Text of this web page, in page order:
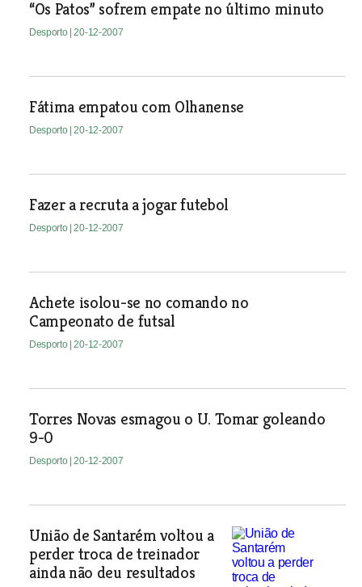
“Os Patos” sofrem empate no último minuto
Desporto | 20-12-2007
Fátima empatou com Olhanense
Desporto | 20-12-2007
Fazer a recruta a jogar futebol
Desporto | 20-12-2007
Achete isolou-se no comando no
Campeonato de futsal
Desporto | 20-12-2007
Torres Novas esmagou o U. Tomar goleando
9-0
Desporto | 20-12-2007
União de Santarém voltou a
perder troca de treinador
ainda não deu resultados